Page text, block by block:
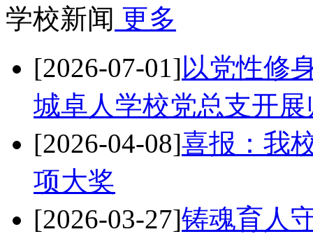
学校新闻 更多
[2026-07-01]以党性修
城卓人学校党总支开
[2026-04-08]喜报：我
项大奖
[2026-03-27]铸魂育人